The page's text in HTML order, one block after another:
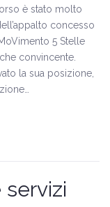
è stato molto
concesso
5 Stelle
convincente.
la sua posizione,